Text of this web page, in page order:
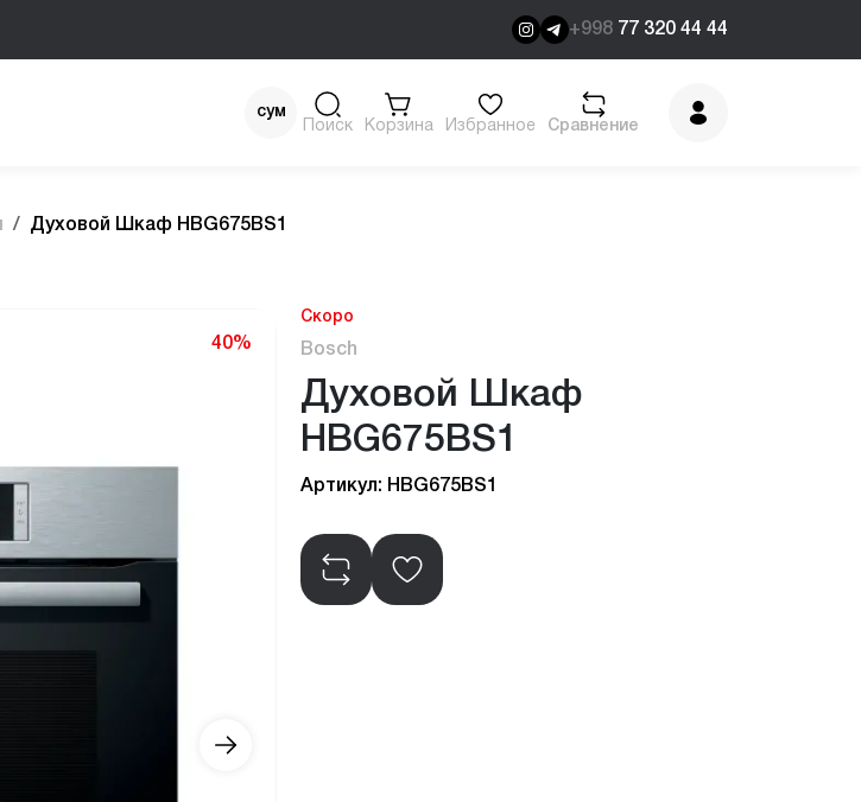
+998 77 320 44 44
сум
Поиск Корзина Избранное Сравнение
Духовой Шкаф HBG675BS1
40%
Скоро
Bosch
Духовой Шкаф
HBG675BS1
Артикул: HBG675BS1